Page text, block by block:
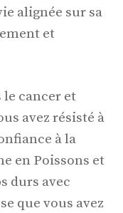
alignée sur sa
et
cancer et
avez résisté à
à la
en Poissons et
durs avec
que vous avez